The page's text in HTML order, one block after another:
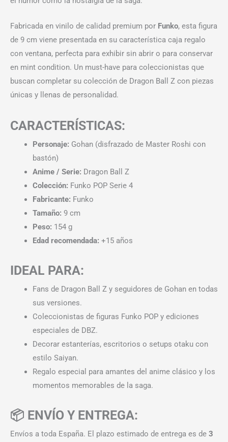
Fabricada en vinilo de calidad premium por Funko, esta figura
de 9 cm viene presentada en su característica caja regalo
con ventana, perfecta para exhibir sin abrir o para conservar
en mint condition. Un must-have para coleccionistas que
buscan completar su colección de Dragon Ball Z con piezas
únicas y llenas de personalidad.
CARACTERÍSTICAS:
Personaje: Gohan (disfrazado de Master Roshi con
bastón)
Anime / Serie: Dragon Ball Z
Colección: Funko POP Serie 4
Fabricante: Funko
Tamaño: 9 cm
Peso: 154 g
Edad recomendada: +15 años
IDEAL PARA:
Fans de Dragon Ball Z y seguidores de Gohan en todas
sus versiones.
Coleccionistas de figuras Funko POP y ediciones
especiales de DBZ.
Decorar estanterías, escritorios o setups otaku con
estilo Saiyan.
Regalo especial para amantes del anime clásico y los
momentos memorables de la saga.
📦 ENVÍO Y ENTREGA:
Envíos a toda España. El plazo estimado de entrega es de 3